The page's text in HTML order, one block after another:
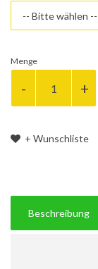
Menge
+ Wunschliste
Beschreibung